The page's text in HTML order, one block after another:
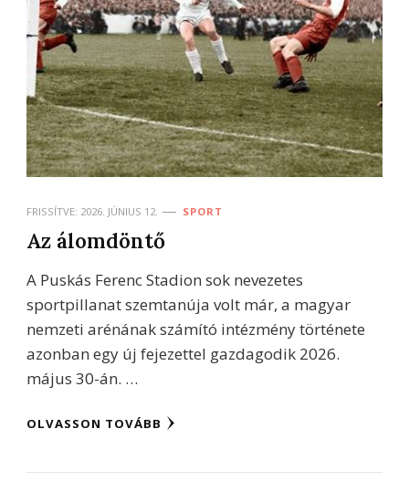
FRISSÍTVE: 2026. JÚNIUS 12. SPORT
Az álomdöntő
A Puskás Ferenc Stadion sok nevezetes
sportpillanat szemtanúja volt már, a magyar
nemzeti arénának számító intézmény története
azonban egy új fejezettel gazdagodik 2026.
május 30-án. …
OLVASSON TOVÁBB